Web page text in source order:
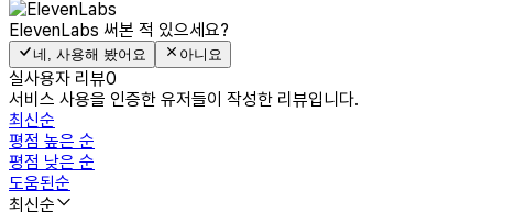
ElevenLabs 써본 적 있으세요?
네, 사용해 봤어요 아니요
실사용자 리뷰0
서비스 사용을 인증한 유저들이 작성한 리뷰입니다.
최신순
평점 높은 순
평점 낮은 순
도움된순
최신순